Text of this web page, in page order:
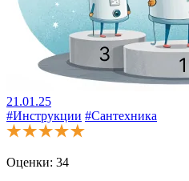
21.01.25
#Инструкции #Сантехника
Оценки: 34